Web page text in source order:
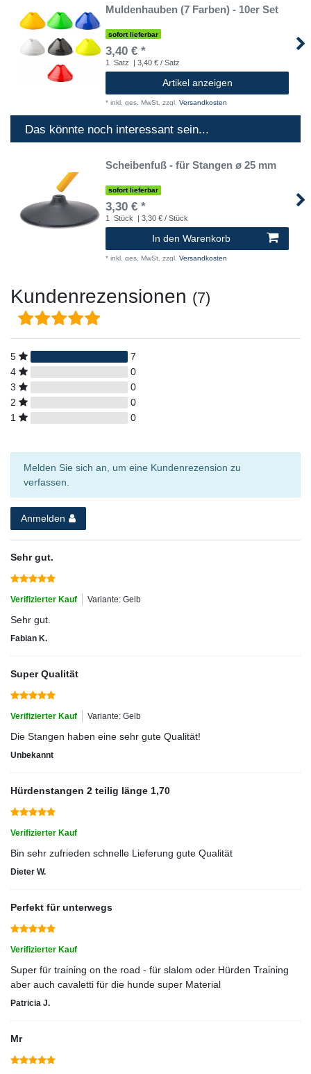
Muldenhauben (7 Farben) - 10er Set
sofort lieferbar
3,40 € *
1 Satz | 3,40 € / Satz
Artikel anzeigen
* inkl. ges. MwSt. zzgl. Versandkosten
Das könnte noch interessant sein...
Scheibenfuß - für Stangen ø 25 mm
sofort lieferbar
3,30 € *
1 Stück | 3,30 € / Stück
In den Warenkorb
* inkl. ges. MwSt. zzgl. Versandkosten
Kundenrezensionen (7)
5
7
4
0
3
0
2
0
1
0
Melden Sie sich an, um eine Kundenrezension zu
verfassen.
Anmelden
Sehr gut.
Verifizierter Kauf Variante: Gelb
Sehr gut.
Fabian K.
Super Qualität
Verifizierter Kauf Variante: Gelb
Die Stangen haben eine sehr gute Qualität!
Unbekannt
Hürdenstangen 2 teilig länge 1,70
Verifizierter Kauf
Bin sehr zufrieden schnelle Lieferung gute Qualität
Dieter W.
Perfekt für unterwegs
Verifizierter Kauf
Super für training on the road - für slalom oder Hürden Training
aber auch cavaletti für die hunde super Material
Patricia J.
Mr